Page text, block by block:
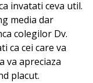
invatati ceva util.
media dar
colegilor Dv.
ca cei care va
va apreciaza
placut.